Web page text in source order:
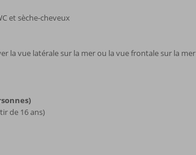
et sèche-cheveux
la vue latérale sur la mer ou la vue frontale sur la mer
de 16 ans)